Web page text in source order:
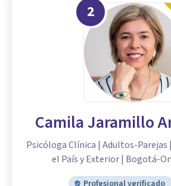
2
Camila Jaramillo
Psicóloga Clínica | Adultos-
el País y Exterior | Bogotá-
Profesional verificado